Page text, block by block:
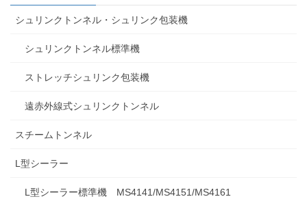
シュリンクトンネル・シュリンク包装機
シュリンクトンネル標準機
ストレッチシュリンク包装機
遠赤外線式シュリンクトンネル
スチームトンネル
L型シーラー
L型シーラー標準機 MS4141/MS4151/MS4161